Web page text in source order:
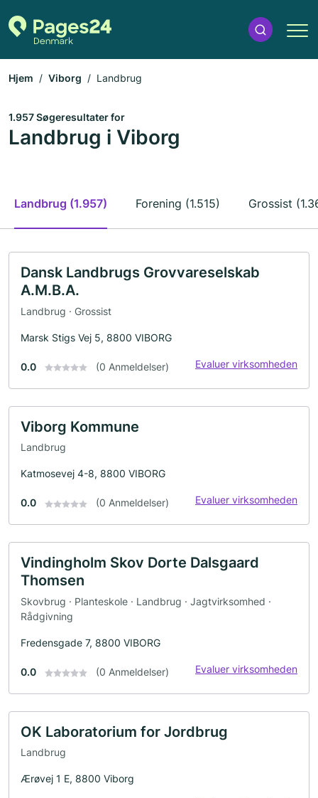
Hjem Viborg Landbrug
1.957 Søgeresultater for
Landbrug i Viborg
Landbrug (1.957) Forening (1.515) Grossist
Dansk Landbrugs Grovvareselskab
A.M.B.A.
Landbrug · Grossist
Marsk Stigs Vej 5, 8800 VIBORG
0.0 (0 Anmeldelser) Evaluer virksomheden
Viborg Kommune
Landbrug
Katmosevej 4-8, 8800 VIBORG
0.0 (0 Anmeldelser) Evaluer virksomheden
Vindingholm Skov Dorte Dalsgaard
Thomsen
Skovbrug · Planteskole · Landbrug · Jagtvirksomhed ·
Rådgivning
Fredensgade 7, 8800 VIBORG
0.0 (0 Anmeldelser) Evaluer virksomheden
OK Laboratorium for Jordbrug
Landbrug
Ærøvej 1 E, 8800 Viborg